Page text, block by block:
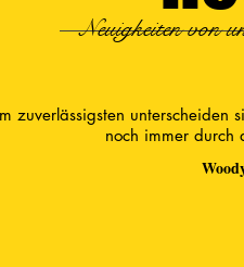
Neuigkeiten von
zuverlässigsten unterscheiden
noch immer durch